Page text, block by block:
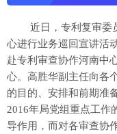
近日，专利复审委员
心进行业务巡回宣讲活
赴专利审查协作河南中
心。高胜华副主任向各
的目的、安排和前期准
2016年局党组重点工作
导作用，而对各审查协